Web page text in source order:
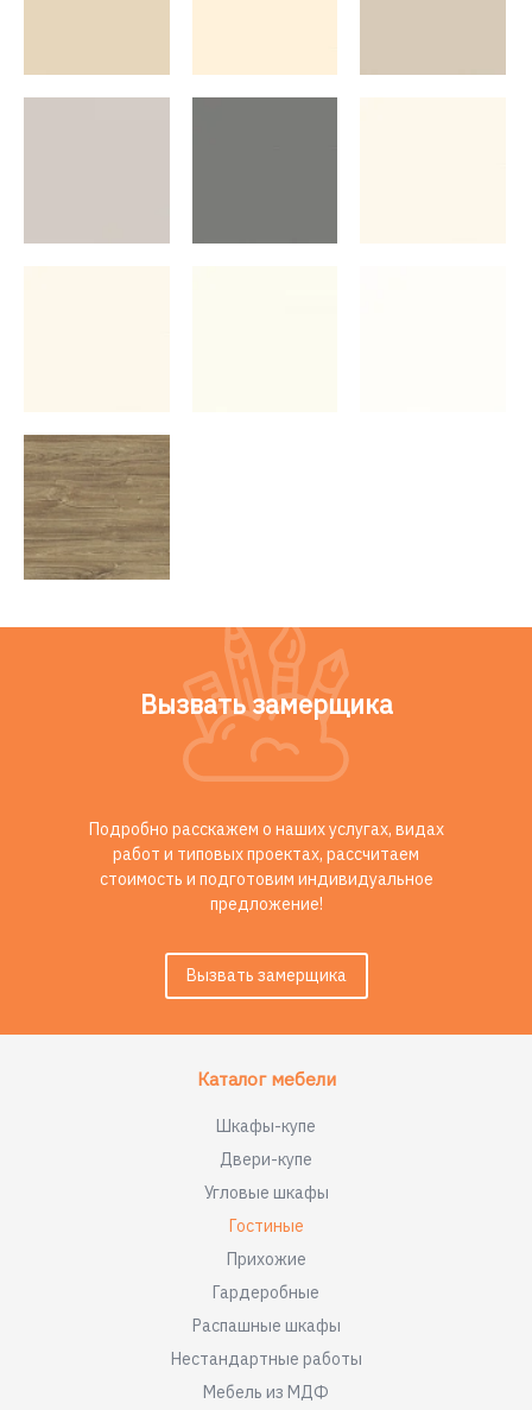
Вызвать замерщика
Подробно расскажем о наших услугах, видах
работ и типовых проектах, рассчитаем
стоимость и подготовим индивидуальное
предложение!
Вызвать замерщика
Каталог мебели
Шкафы-купе
Двери-купе
Угловые шкафы
Гостиные
Прихожие
Гардеробные
Распашные шкафы
Нестандартные работы
Мебель из МДФ